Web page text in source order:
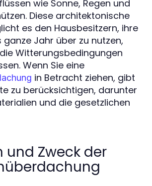
wie Sonne, Regen und
Diese architektonische
es den Hausbesitzern, ihre
Jahr über zu nutzen,
Witterungsbedingungen
Wenn Sie eine
in Betracht ziehen, gibt
zu berücksichtigen, darunter
und die gesetzlichen
und Zweck der